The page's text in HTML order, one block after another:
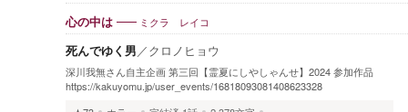
心の中は ミクラ レイコ
死んでゆく男／クロノヒョウ
深川我無さん自主企画 第三回【霊夏にしやしゃんせ】2024 参加作品
https://kakuyomu.jp/user_events/16818093081408623328